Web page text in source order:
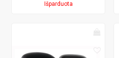
Išparduota